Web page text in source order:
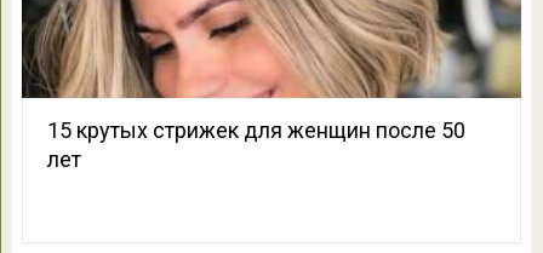
15 крутых стрижек для женщин после 50
лет